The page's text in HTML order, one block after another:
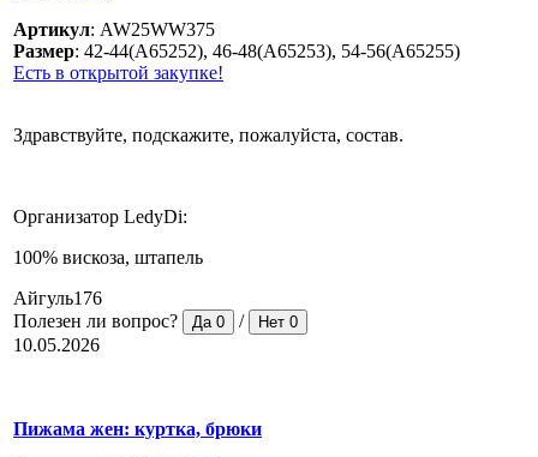
Артикул: AW25WW375
Размер: 42-44(A65252), 46-48(A65253), 54-56(A65255)
Есть в открытой закупке!
Здравствуйте, подскажите, пожалуйста, состав.
Организатор LedyDi:
100% вискоза, штапель
Айгуль176
Полезен ли вопрос?
Да 0 / Нет 0
10.05.2026
Пижама жен: куртка, брюки